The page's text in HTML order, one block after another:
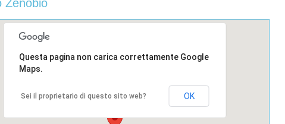
Zenobio
Questa pagina non carica correttamente Google
Maps.
Sei il proprietario di questo sito web? OK